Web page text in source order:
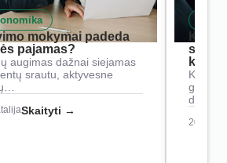
mokymai padeda
pajamas?
augimas dažnai siejamas
srautu, aktyvesne
Skaityti →
Kaip
2026-